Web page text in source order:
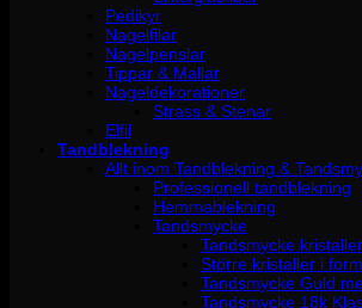
Pedikyr
Nagelfilar
Nagelpenslar
Tippar & Mallar
Nageldekorationer
Strass & Stenar
Elfil
Tandblekning
Allt inom Tandblekning &
Professionell tandblekning
Hemmablekning
Tandsmycke
Tandsmycke kristaller
Större kristaller i
Tandsmycke Guld
Tandsmycke 18k